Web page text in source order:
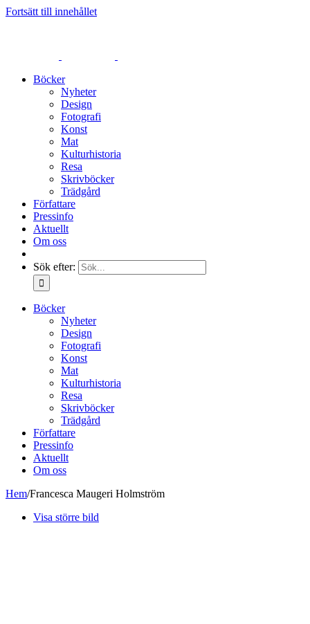
Fortsätt till innehållet
Böcker
Nyheter
Design
Fotografi
Konst
Mat
Kulturhistoria
Resa
Skrivböcker
Trädgård
Författare
Pressinfo
Aktuellt
Om oss
Sök efter:
Böcker
Nyheter
Design
Fotografi
Konst
Mat
Kulturhistoria
Resa
Skrivböcker
Trädgård
Författare
Pressinfo
Aktuellt
Om oss
Hem/Francesca Maugeri Holmström
Visa större bild